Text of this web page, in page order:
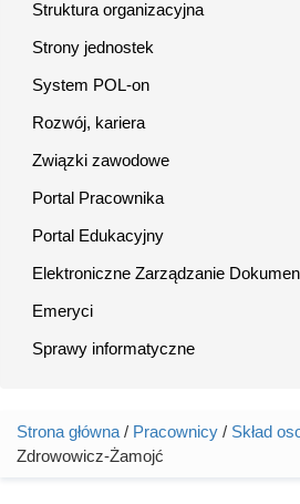
Struktura organizacyjna
Strony jednostek
System POL-on
Rozwój, kariera
Związki zawodowe
Portal Pracownika
Portal Edukacyjny
Elektroniczne Zarządzanie
Emeryci
Sprawy informatyczne
Jesteś tutaj
Strona główna / Pracownicy / Skład
Zdrowowicz-Żamojć